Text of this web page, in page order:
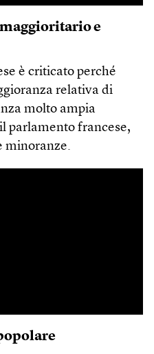
e
è criticato perché
relativa di
molto ampia
parlamento francese,
minoranze.